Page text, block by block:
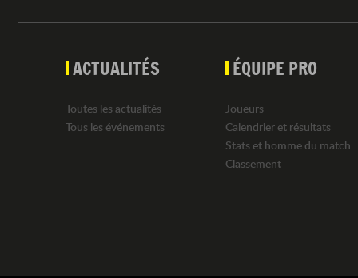
ACTUALITÉS
Toutes les actualités
Tous les événements
ÉQUIPE PRO
Joueurs
Calendrier et résultats
Stats et homme du match
Classement